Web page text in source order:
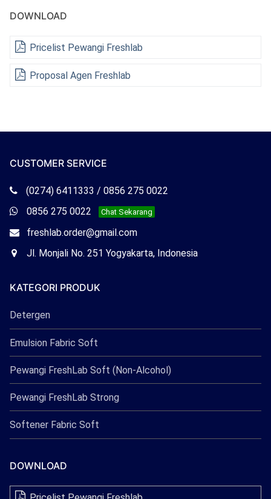
DOWNLOAD
Pricelist Pewangi Freshlab
Proposal Agen Freshlab
CUSTOMER SERVICE
Telepon
Freshlab
(0274) 6411333 / 0856 275 0022
Whatsapp
Freshlab
0856 275 0022 Chat Sekarang
Email
Freshlab
freshlab.order@gmail.com
OfficeJl. Monjali No. 251 Yogyakarta, Indonesia
KATEGORI PRODUK
Detergen
Emulsion Fabric Soft
Pewangi FreshLab Soft (Non-Alcohol)
Pewangi FreshLab Strong
Softener Fabric Soft
DOWNLOAD